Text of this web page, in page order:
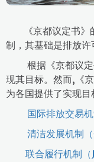
《京都议定书》
制，其基础是排放许
根据《京都议定
现其目标。然而,《
为各国提供了实现
国际排放交易
清洁发展机制（
联合履行机制（